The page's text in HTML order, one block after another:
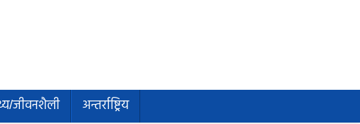
जीवनशैली अन्तर्राष्ट्रिय